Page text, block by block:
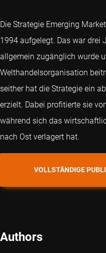
Die Strategie Emerging
1994 aufgelegt. Das war drei
allgemein zugänglich wurde
Welthandelsorganisation
seither hat die Strategie ein
erzielt. Dabei profitierte sie
während sich das
nach Ost verlagert hat.
VOLLSTÄNDIGE
Authors